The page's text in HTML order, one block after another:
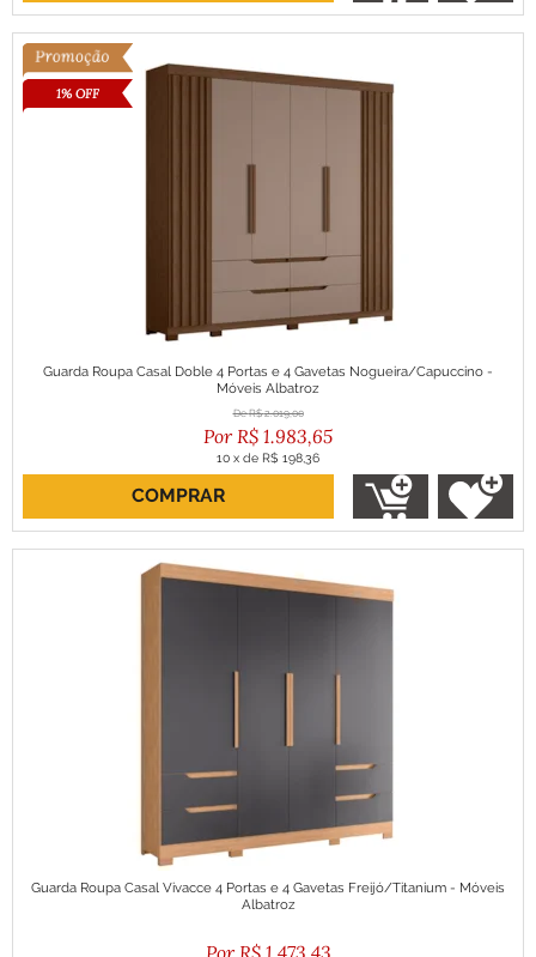
1% OFF
Guarda Roupa Casal Doble 4 Portas e 4 Gavetas Nogueira/Capuccino -
Móveis Albatroz
R$ 2.019,00
R$ 1.983,65
10 x de R$ 198,36
ou R$ 1.785,28 no boleto
COMPRAR
Guarda Roupa Casal Vivacce 4 Portas e 4 Gavetas Freijó/Titanium - Móveis
Albatroz